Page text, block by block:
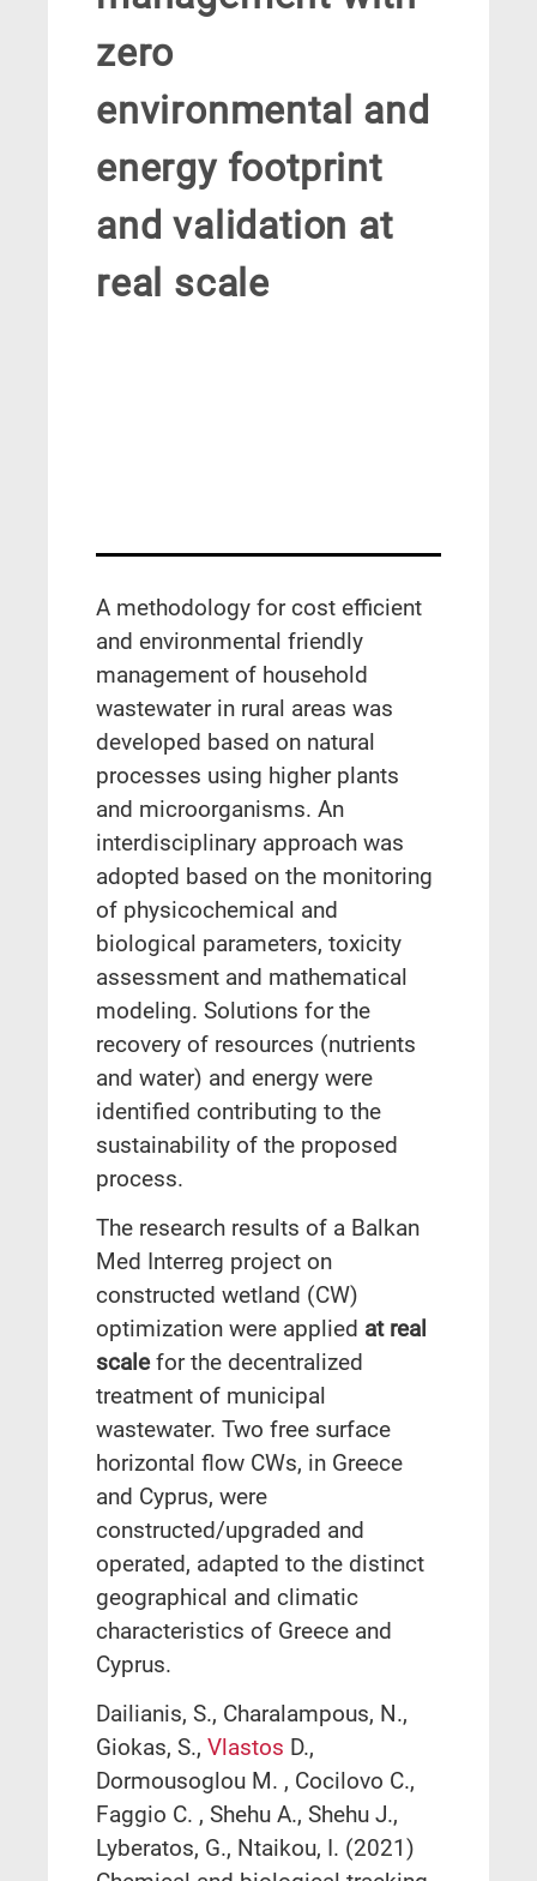
zero
environmental and
energy footprint
and validation at
real scale
A methodology for cost efficient
and environmental friendly
management of household
wastewater in rural areas was
developed based on natural
processes using higher plants
and microorganisms. An
interdisciplinary approach was
adopted based on the monitoring
of physicochemical and
biological parameters, toxicity
assessment and mathematical
modeling. Solutions for the
recovery of resources (nutrients
and water) and energy were
identified contributing to the
sustainability of the proposed
process.
The research results of a Balkan
Med Interreg project on
constructed wetland (CW)
optimization were applied at real
scalefor the decentralized
treatment of municipal
wastewater. Two free surface
horizontal flow CWs, in Greece
and Cyprus, were
constructed/upgraded and
operated, adapted to the distinct
geographical and climatic
characteristics of Greece and
Cyprus.
Dailianis, S., Charalampous, N.,
Giokas, S., Vlastos D.,
Dormousoglou M. , Cocilovo C.,
Faggio C. , Shehu A., Shehu J.,
Lyberatos, G., Ntaikou, I. (2021)